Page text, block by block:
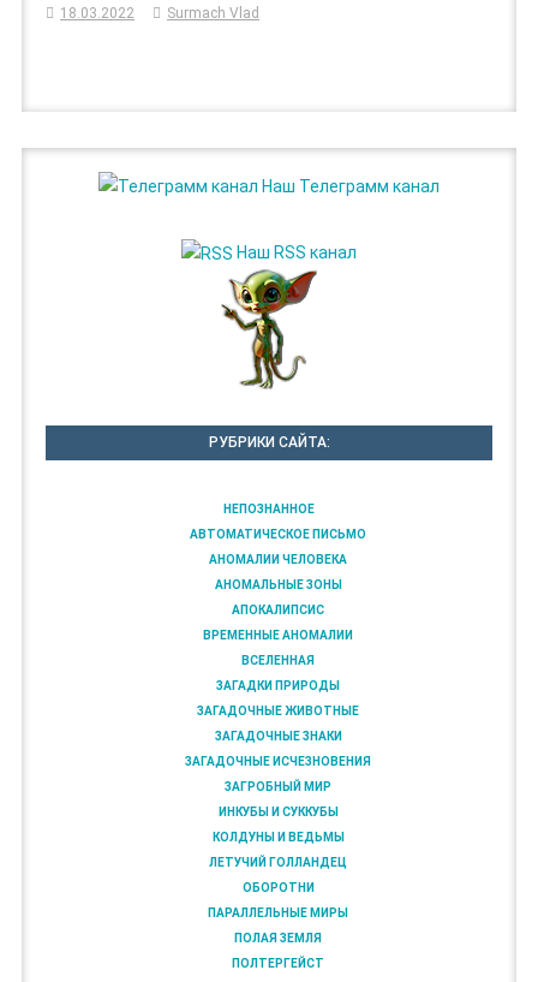
18.03.2022 Surmach Vlad
Наш Телеграмм канал
Наш RSS канал
РУБРИКИ САЙТА:
НЕПОЗНАННОЕ
АВТОМАТИЧЕСКОЕ ПИСЬМО
АНОМАЛИИ ЧЕЛОВЕКА
АНОМАЛЬНЫЕ ЗОНЫ
АПОКАЛИПСИС
ВРЕМЕННЫЕ АНОМАЛИИ
ВСЕЛЕННАЯ
ЗАГАДКИ ПРИРОДЫ
ЗАГАДОЧНЫЕ ЖИВОТНЫЕ
ЗАГАДОЧНЫЕ ЗНАКИ
ЗАГАДОЧНЫЕ ИСЧЕЗНОВЕНИЯ
ЗАГРОБНЫЙ МИР
ИНКУБЫ И СУККУБЫ
КОЛДУНЫ И ВЕДЬМЫ
ЛЕТУЧИЙ ГОЛЛАНДЕЦ
ОБОРОТНИ
ПАРАЛЛЕЛЬНЫЕ МИРЫ
ПОЛАЯ ЗЕМЛЯ
ПОЛТЕРГЕЙСТ